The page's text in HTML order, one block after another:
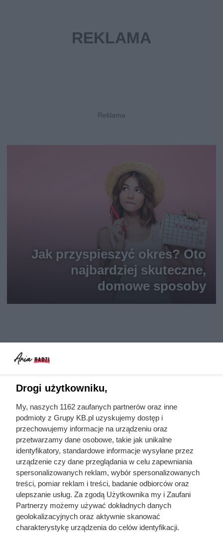
Jak przyspieszyć okres? Oto
najbardziej skuteczne,
domowe sposoby
cellulit
Drogi użytkowniku,
My, naszych 1162 zaufanych partnerów oraz inne
podmioty z Grupy KB.pl uzyskujemy dostęp i
przechowujemy informacje na urządzeniu oraz
przetwarzamy dane osobowe, takie jak unikalne
identyfikatory, standardowe informacje wysyłane przez
urządzenie czy dane przeglądania w celu zapewniania
spersonalizowanych reklam, wybór spersonalizowanych
treści, pomiar reklam i treści, badanie odbiorców oraz
ulepszanie usług. Za zgodą Użytkownika my i Zaufani
Partnerzy możemy używać dokładnych danych
geolokalizacyjnych oraz aktywnie skanować
charakterystykę urządzenia do celów identyfikacji.